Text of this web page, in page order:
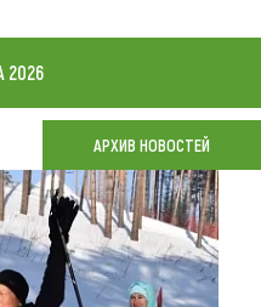
2026
АРХИВ НОВОСТЕЙ